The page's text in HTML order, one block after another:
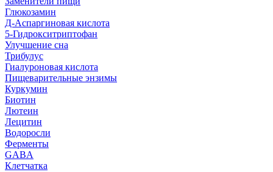
Глюкозамин
Д-Аспаргиновая кислота
5-Гидрокситриптофан
Улучшение сна
Трибулус
Гиалуроновая кислота
Пищеварительные энзимы
Куркумин
Биотин
Лютеин
Лецитин
Водоросли
Ферменты
GABA
Клетчатка